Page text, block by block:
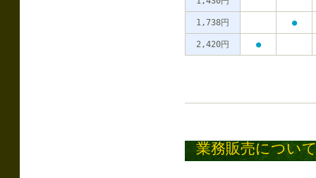
1,738円 ●
2,420円 ●
業務販売につい